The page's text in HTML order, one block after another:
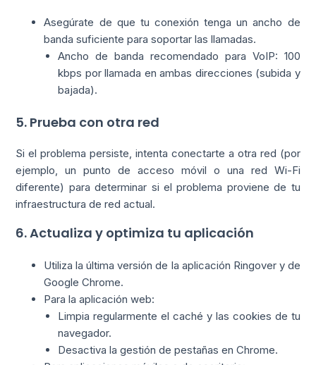
Asegúrate de que tu conexión tenga un ancho de
banda suficiente para soportar las llamadas.
Ancho de banda recomendado para VoIP: 100
kbps por llamada en ambas direcciones (subida y
bajada).
5. Prueba con otra red
Si el problema persiste, intenta conectarte a otra red (por
ejemplo, un punto de acceso móvil o una red Wi-Fi
diferente) para determinar si el problema proviene de tu
infraestructura de red actual.
6. Actualiza y optimiza tu aplicación
Utiliza la última versión de la aplicación Ringover y de
Google Chrome.
Para la aplicación web:
Limpia regularmente el caché y las cookies de tu
navegador.
Desactiva la gestión de pestañas en Chrome.